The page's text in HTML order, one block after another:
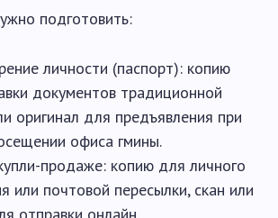
подготовить:
личности (паспорт): копию
документов традиционной
оригинал для предъявления при
офиса гмины.
продаже: копию для личного
или почтовой пересылки, скан или